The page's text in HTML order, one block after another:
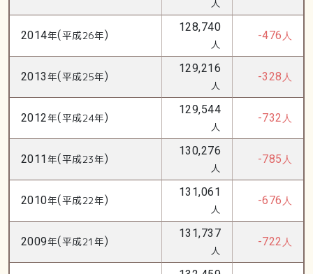
人
2014年(平成26年)
128,740
人
-476 人
2013年(平成25年)
129,216
人
-328 人
2012年(平成24年)
129,544
人
-732 人
2011 年(平成23年)
130,276
人
-785 人
2010年(平成22年)
131,061
人
-676 人
2009年(平成21年)
131,737
人
-722 人